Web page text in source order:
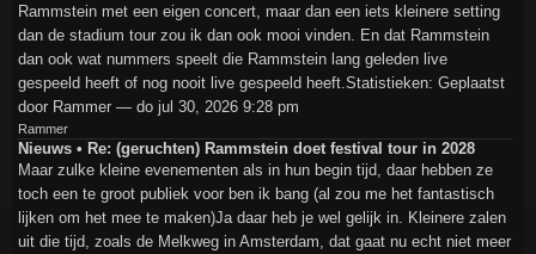
Rammstein met een eigen concert, maar dan een iets kleinere setting
dan de stadium tour zou ik dan ook mooi vinden. En dat Rammstein
dan ook wat nummers speelt die Rammstein lang geleden live
gespeeld heeft of nog nooit live gespeeld heeft.Statistieken: Geplaatst
door Rammer — do jul 30, 2026 9:28 pm
Rammer
Nieuws • Re: (geruchten) Rammstein doet festival tour in 2028
Maar zulke kleine evenementen als in hun begin tijd, daar hebben ze
toch een te groot publiek voor ben ik bang (al zou me het fantastisch
lijken om het mee te maken)Ja daar heb je wel gelijk in. Kleinere zalen
uit die tijd, zoals de Melkweg in Amsterdam, dat gaat nu echt niet meer